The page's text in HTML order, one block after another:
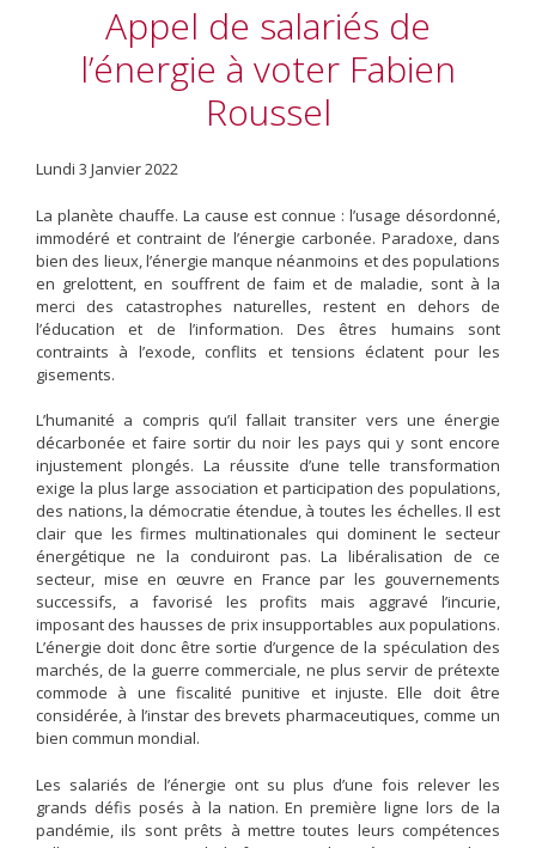
Appel de salariés de
l’énergie à voter Fabien
Roussel
Lundi 3 Janvier 2022
La planète chauffe. La cause est connue : l’usage désordonné,
immodéré et contraint de l’énergie carbonée. Paradoxe, dans
bien des lieux, l’énergie manque néanmoins et des populations
en grelottent, en souffrent de faim et de maladie, sont à la
merci des catastrophes naturelles, restent en dehors de
l’éducation et de l’information. Des êtres humains sont
contraints à l’exode, conflits et tensions éclatent pour les
gisements.
L’humanité a compris qu’il fallait transiter vers une énergie
décarbonée et faire sortir du noir les pays qui y sont encore
injustement plongés. La réussite d’une telle transformation
exige la plus large association et participation des populations,
des nations, la démocratie étendue, à toutes les échelles. Il est
clair que les firmes multinationales qui dominent le secteur
énergétique ne la conduiront pas. La libéralisation de ce
secteur, mise en œuvre en France par les gouvernements
successifs, a favorisé les profits mais aggravé l’incurie,
imposant des hausses de prix insupportables aux populations.
L’énergie doit donc être sortie d’urgence de la spéculation des
marchés, de la guerre commerciale, ne plus servir de prétexte
commode à une fiscalité punitive et injuste. Elle doit être
considérée, à l’instar des brevets pharmaceutiques, comme un
bien commun mondial.
Les salariés de l’énergie ont su plus d’une fois relever les
grands défis posés à la nation. En première ligne lors de la
pandémie, ils sont prêts à mettre toutes leurs compétences